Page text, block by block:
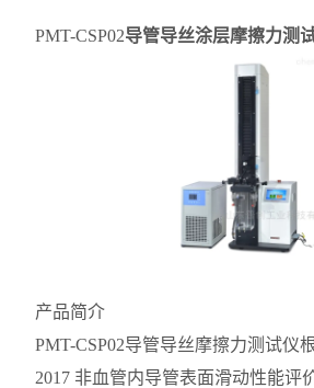
PMT-CSP02导管导丝涂层摩擦力测
产品简介
PMT-CSP02导管导丝摩擦力测试仪
2017 非血管内导管表面滑动性能评